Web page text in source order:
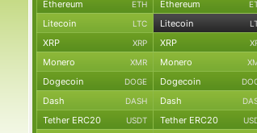
Ethereum ETH Ethereum
Litecoin LTC Litecoin
XRP XRP XRP
Monero XMR Monero
Dogecoin DOGE Dogecoin
Dash DASH Dash
Tether ERC20 USDT Tether ERC20